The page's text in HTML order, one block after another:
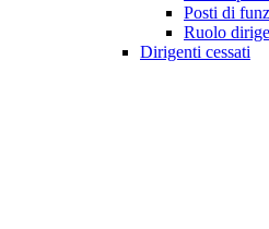
Posti di
Ruolo
Dirigenti cessati